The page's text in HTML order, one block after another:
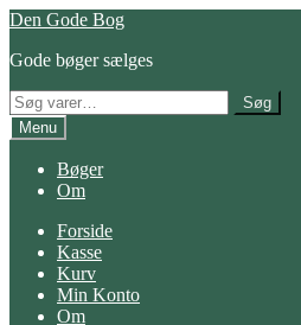
Spring
navigation
Spring
indhold
Den Gode Bog
Gode bøger sælges
Søg
efter:
Søg
Menu
Bøger
Om
Forside
Kasse
Kurv
Min Konto
Om